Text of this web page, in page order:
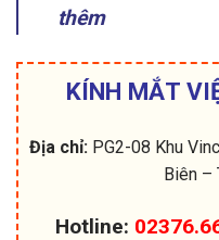
thêm
KÍNH MẮT
Địa chỉ:PG2-08 Khu
Biên –
Hotline: